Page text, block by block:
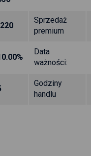
Sprzedaż
premium
Data
ważności:
Godziny
handlu